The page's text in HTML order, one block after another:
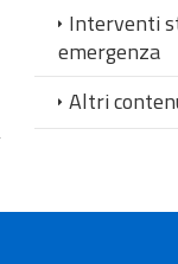
Interventi
emergenza
Altri